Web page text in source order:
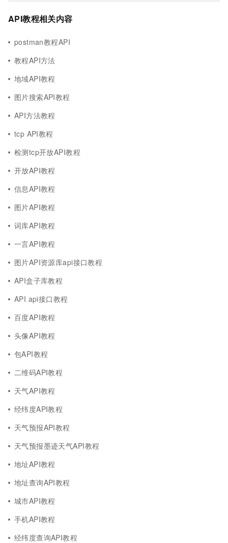
API教程相关内容
postman教程API
教程API方法
地域API教程
图片搜索API教程
API方法教程
tcp API教程
检测tcp开放API教程
开放API教程
信息API教程
图片API教程
词库API教程
一言API教程
图片API资源库api接口教程
API盒子库教程
API api接口教程
百度API教程
头像API教程
包API教程
二维码API教程
天气API教程
经纬度API教程
天气预报API教程
天气预报墨迹天气API教程
地址API教程
地址查询API教程
城市API教程
手机API教程
经纬度查询API教程